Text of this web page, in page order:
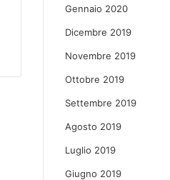
Gennaio 2020
Dicembre 2019
Novembre 2019
Ottobre 2019
Settembre 2019
Agosto 2019
Luglio 2019
Giugno 2019